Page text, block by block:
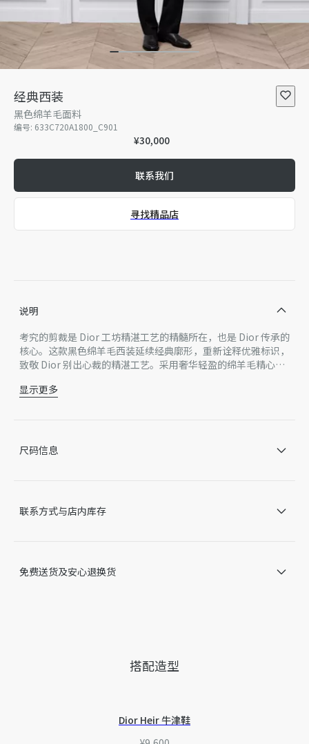
经典西装
黑色绵羊毛面料
编号: 633C720A1800_C901
¥30,000
联系我们
寻找精品店
说明
考究的剪裁是 Dior 工坊精湛工艺的精髓所在，也是 Dior 传承的
核心。这款黑色绵羊毛西装延续经典廓形，重新诠释优雅标识，
致敬 Dior 别出心裁的精湛工艺。采用奢华轻盈的绵羊毛精心制
尚高雅的版型呈现优雅的垂坠效果，别具一格。常规版型长裤，
单西：
手工缝制细节
单排扣、双纽扣开合和翻领纽扣孔
CD 提花图案衣身里料，经典条纹衣袖里料
拉链和纽扣开合
侧面开缝口袋和后侧无盖暗袋
关问题，请致电迪奥客服中心。
显示更多
尺码信息
联系方式与店内库存
免费送货及安心退换货
搭配造型
Dior Heir 牛津鞋